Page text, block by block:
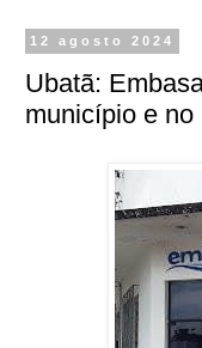
12 agosto 2024
Ubatã:
município e